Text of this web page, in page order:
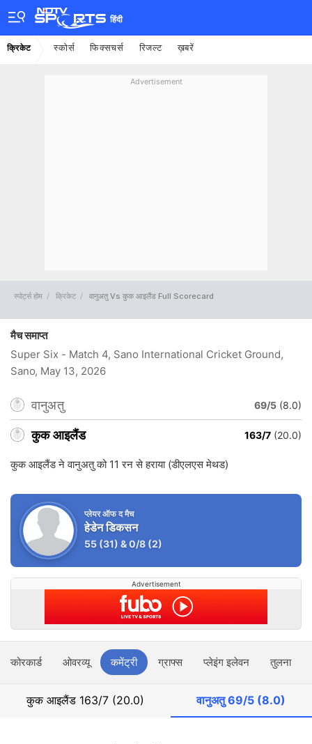
हिंदी
क्रिकेट स्कोर्स फिक्सचर्स रिजल्ट ख़बरें
Advertisement
स्पोर्ट्स होम क्रिकेट वानुअतु Vs कुक आइलैंड Full Scorecard
मैच समाप्त
Super Six - Match 4, Sano International Cricket Ground,
Sano, May 13, 2026
वानुअतु 69/5 (8.0)
कुक आइलैंड 163/7 (20.0)
कुक आइलैंड ने वानुअतु को 11 रन से हराया (डीएलएस मेथड)
प्लेयर ऑफ द मैच
हेडेन डिकसन
55 (31) &0/8 (2)
Advertisement
स्कोरकार्ड ओवरव्यू कमेंट्री ग्राफ्स प्लेइंग इलेवन तुलना
कुक आइलैंड 163/7 (20.0) वानुअतु69/5 (8.0)